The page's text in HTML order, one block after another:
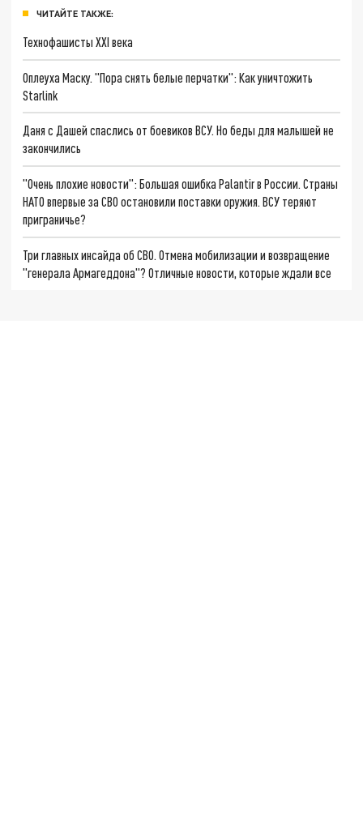
ЧИТАЙТЕ ТАКЖЕ:
Технофашисты XXI века
Оплеуха Маску. "Пора снять белые перчатки": Как уничтожить
Starlink
Даня с Дашей спаслись от боевиков ВСУ. Но беды для малышей не
закончились
"Очень плохие новости": Большая ошибка Palantir в России. Страны
НАТО впервые за СВО остановили поставки оружия. ВСУ теряют
приграничье?
Три главных инсайда об СВО. Отмена мобилизации и возвращение
"генерала Армагеддона"? Отличные новости, которые ждали все